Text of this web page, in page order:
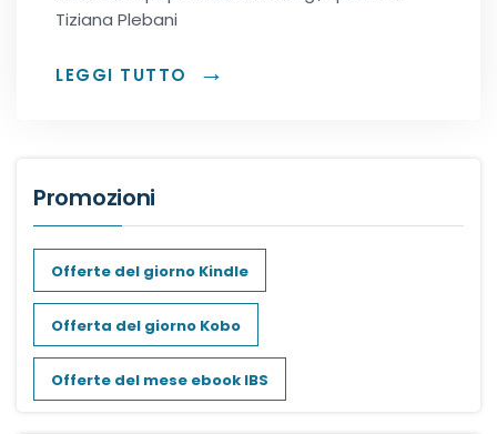
Chick-Lit
Forbidden Romance
Mafia romance
Medical romance
Tiziana Plebani
LEGGI TUTTO
Promozioni
Offerte del giorno Kindle
Offerta del giorno Kobo
Offerte del mese ebook IBS